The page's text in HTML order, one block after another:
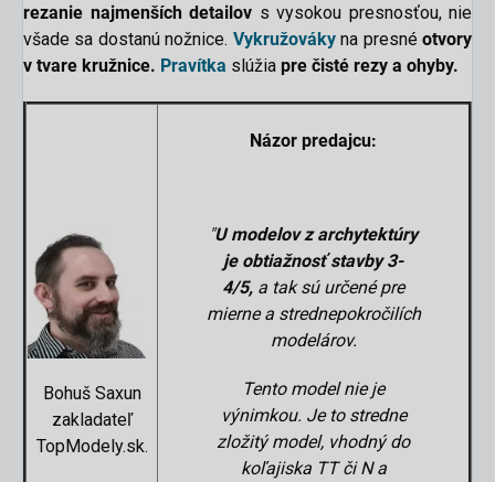
rezanie najmenších detailov s vysokou presnosťou, nie
všade sa dostanú nožnice. Vykružováky na presnéotvory
v tvare kružnice. Pravítka slúžia pre čisté rezy a ohyby.
Bohuš Saxun
zakladateľ
TopModely.sk.
Názor predajcu:
"U modelov z archytektúry
je obtiažnosť stavby 3-
4/5, a tak sú určené pre
mierne a strednepokročilích
modelárov.
Tento model nie je
výnimkou. Je to stredne
zložitý model, vhodný do
koľajiska TT či N a